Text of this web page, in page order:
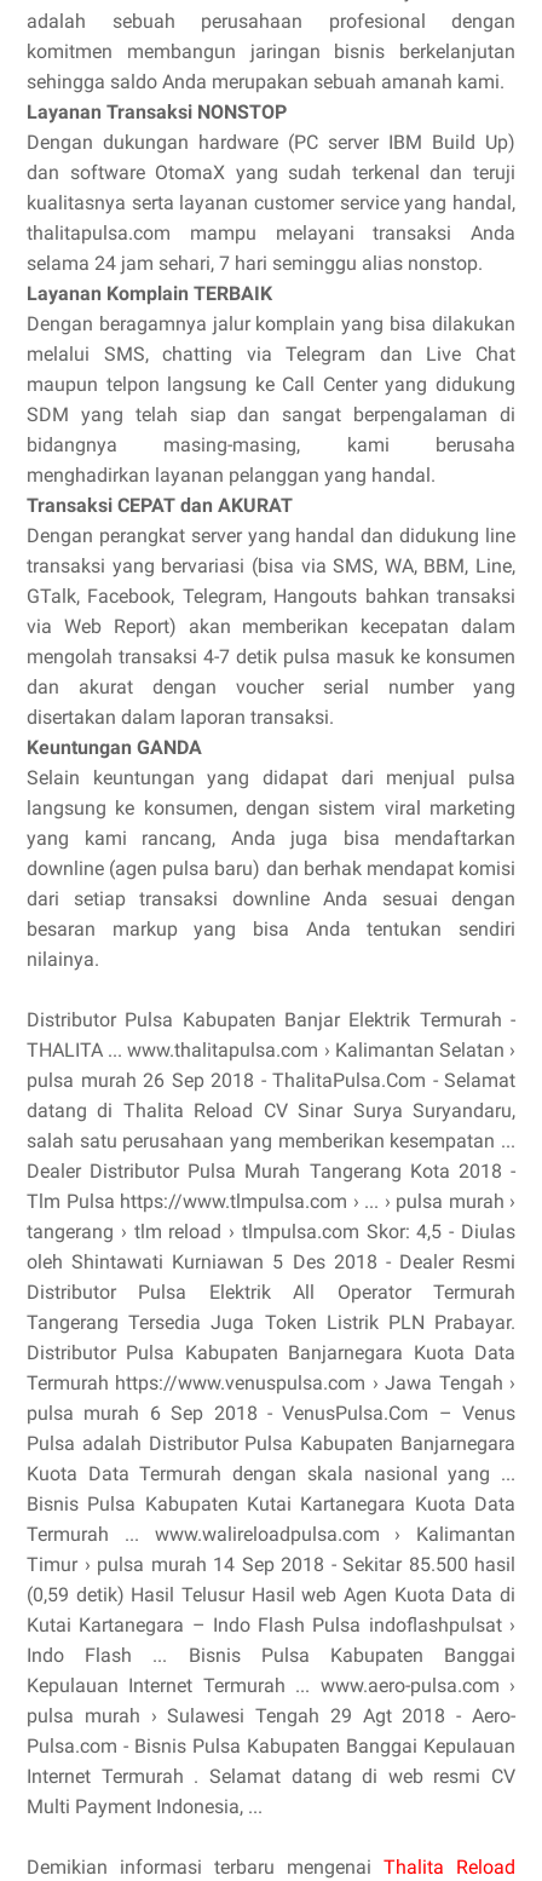
adalah sebuah perusahaan profesional dengan
komitmen membangun jaringan bisnis berkelanjutan
sehingga saldo Anda merupakan sebuah amanah kami.
Layanan Transaksi NONSTOP
Dengan dukungan hardware (PC server IBM Build Up)
dan software OtomaX yang sudah terkenal dan teruji
kualitasnya serta layanan customer service yang handal,
thalitapulsa.com mampu melayani transaksi Anda
selama 24 jam sehari, 7 hari seminggu alias nonstop.
Layanan Komplain TERBAIK
Dengan beragamnya jalur komplain yang bisa dilakukan
melalui SMS, chatting via Telegram dan Live Chat
maupun telpon langsung ke Call Center yang didukung
SDM yang telah siap dan sangat berpengalaman di
bidangnya masing-masing, kami berusaha
menghadirkan layanan pelanggan yang handal.
Transaksi CEPAT dan AKURAT
Dengan perangkat server yang handal dan didukung line
transaksi yang bervariasi (bisa via SMS, WA, BBM, Line,
GTalk, Facebook, Telegram, Hangouts bahkan transaksi
via Web Report) akan memberikan kecepatan dalam
mengolah transaksi 4-7 detik pulsa masuk ke konsumen
dan akurat dengan voucher serial number yang
disertakan dalam laporan transaksi.
Keuntungan GANDA
Selain keuntungan yang didapat dari menjual pulsa
langsung ke konsumen, dengan sistem viral marketing
yang kami rancang, Anda juga bisa mendaftarkan
downline (agen pulsa baru) dan berhak mendapat komisi
dari setiap transaksi downline Anda sesuai dengan
besaran markup yang bisa Anda tentukan sendiri
nilainya.
Distributor Pulsa Kabupaten Banjar Elektrik Termurah -
THALITA ... www.thalitapulsa.com › Kalimantan Selatan ›
pulsa murah 26 Sep 2018 - ThalitaPulsa.Com - Selamat
datang di Thalita Reload CV Sinar Surya Suryandaru,
salah satu perusahaan yang memberikan kesempatan ...
Dealer Distributor Pulsa Murah Tangerang Kota 2018 -
Tlm Pulsa https://www.tlmpulsa.com › ... › pulsa murah ›
tangerang › tlm reload › tlmpulsa.com Skor: 4,5 - ‎Diulas
oleh Shintawati Kurniawan 5 Des 2018 - Dealer Resmi
Distributor Pulsa Elektrik All Operator Termurah
Tangerang Tersedia Juga Token Listrik PLN Prabayar.
Distributor Pulsa Kabupaten Banjarnegara Kuota Data
Termurah https://www.venuspulsa.com › Jawa Tengah ›
pulsa murah 6 Sep 2018 - VenusPulsa.Com – Venus
Pulsa adalah Distributor Pulsa Kabupaten Banjarnegara
Kuota Data Termurah dengan skala nasional yang ...
Bisnis Pulsa Kabupaten Kutai Kartanegara Kuota Data
Termurah ... www.walireloadpulsa.com › Kalimantan
Timur › pulsa murah 14 Sep 2018 - Sekitar 85.500 hasil
(0,59 detik) Hasil Telusur Hasil web Agen Kuota Data di
Kutai Kartanegara – Indo Flash Pulsa indoflashpulsat ›
Indo Flash ... Bisnis Pulsa Kabupaten Banggai
Kepulauan Internet Termurah ... www.aero-pulsa.com ›
pulsa murah › Sulawesi Tengah 29 Agt 2018 - Aero-
Pulsa.com - Bisnis Pulsa Kabupaten Banggai Kepulauan
Internet Termurah . Selamat datang di web resmi CV
Multi Payment Indonesia, ...
Demikian informasi terbaru mengenai Thalita Reload